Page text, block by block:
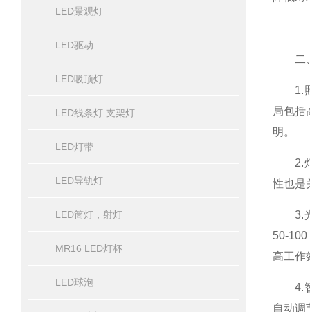
LED景观灯
LED驱动
LED吸顶灯
LED线条灯 支架灯
LED灯带
LED导轨灯
LED筒灯，射灯
MR16 LED灯杯
LED球泡
二、
1.照
局包括
明。
2.灯
性也是
3.光
50-
高工作
4.智
自动调